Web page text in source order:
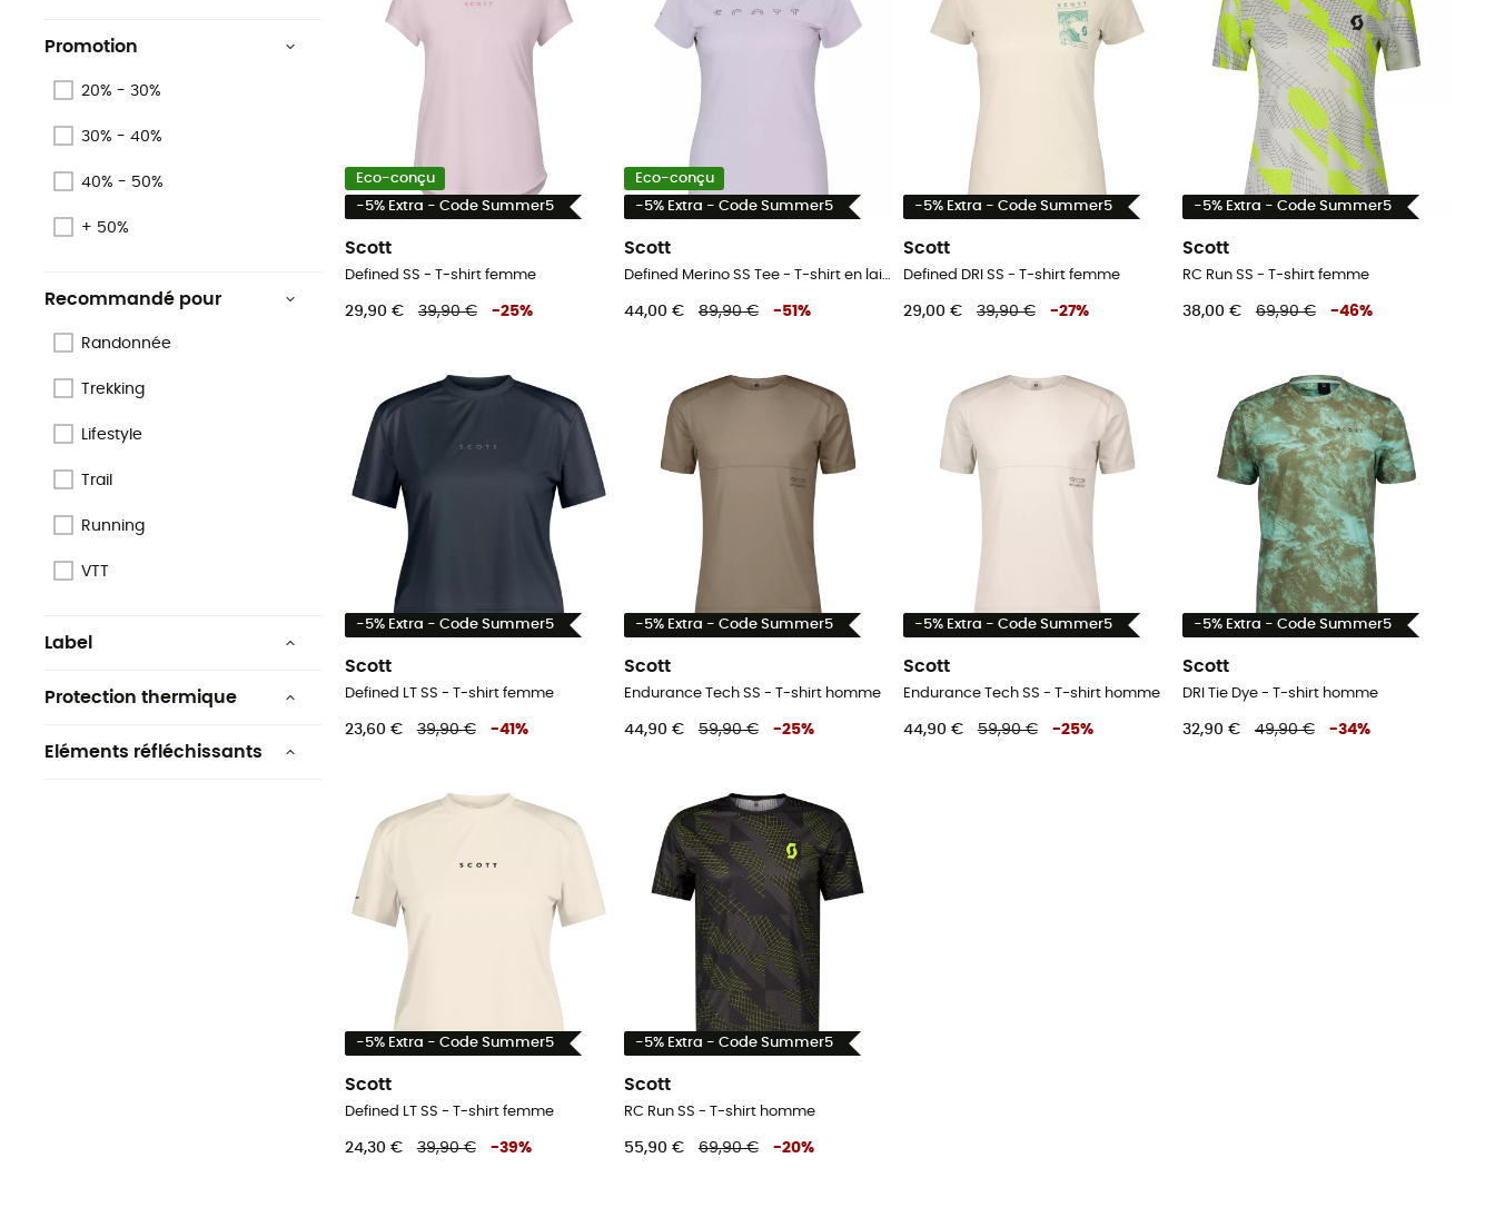
Promotion
20% - 30%
30% - 40%
40% - 50%
+ 50%
Recommandé pour
Randonnée
Trekking
Lifestyle
Trail
Running
VTT
Label
Garantie
Protection thermique
Eléments réfléchissants
Eco-conçu
-5% Extra - Code Summer5
Scott
Defined SS - T-shirt femme
29,90 € 39,90 € -25%
Eco-conçu
-5% Extra - Code Summer5
Scott
Defined Merino SS Tee - T-shirt en laine mérinos femme
44,00 € 89,90 € -51 %
-5% Extra - Code Summer5
Scott
Defined DRI SS - T-shirt femme
29,00 € 39,90 € -27%
-5% Extra - Code Summer5
Scott
RC Run SS - T-shirt femme
38,00 € 69,90 € -46%
-5% Extra - Code Summer5
Scott
Defined LT SS - T-shirt femme
23,60 € 39,90 € -41 %
-5% Extra - Code Summer5
Scott
Endurance Tech SS - T-shirt homme
44,90 € 59,90 € -25%
-5% Extra - Code Summer5
Scott
Endurance Tech SS - T-shirt homme
44,90 € 59,90 € -25%
-5% Extra - Code Summer5
Scott
DRI Tie Dye - T-shirt homme
32,90 € 49,90 € -34%
-5% Extra - Code Summer5
Scott
Defined LT SS - T-shirt femme
24,30 € 39,90 € -39%
-5% Extra - Code Summer5
Scott
RC Run SS - T-shirt homme
55,90 € 69,90 € -20%